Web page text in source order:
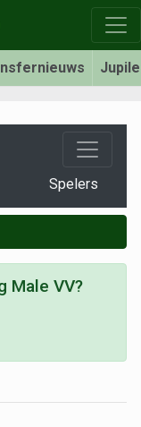
Spelers
Male VV?